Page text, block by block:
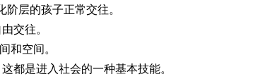
层的孩子正常交往。
交往。
和空间。
都是进入社会的一种基本技能。